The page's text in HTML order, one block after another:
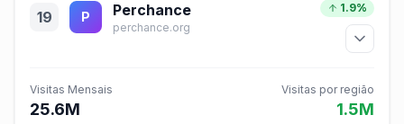
19 P Perchance
perchance.org
1.9%
Visitas Mensais
25.6M
Visitas por região
1.5M